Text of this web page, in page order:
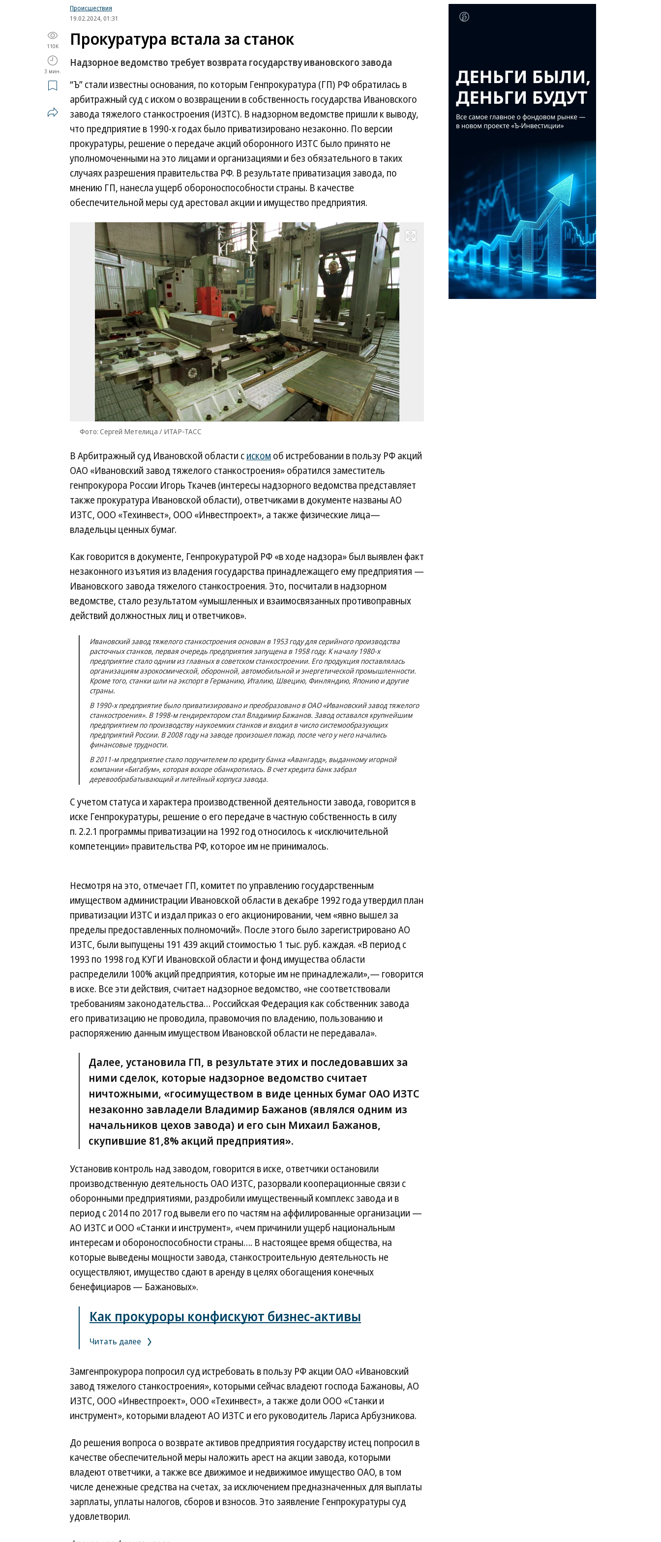
Происшествия
19.02.2024, 01:31
110K
3 мин.
Прокуратура встала за станок
Надзорное ведомство требует возврата государству ивановского завода
“Ъ” стали известны основания, по которым Генпрокуратура (ГП) РФ обратилась в
арбитражный суд с иском о возвращении в собственность государства Ивановского
завода тяжелого станкостроения (ИЗТС). В надзорном ведомстве пришли к выводу,
что предприятие в 1990-х годах было приватизировано незаконно. По версии
прокуратуры, решение о передаче акций оборонного ИЗТС было принято не
уполномоченными на это лицами и организациями и без обязательного в таких
случаях разрешения правительства РФ. В результате приватизация завода, по
мнению ГП, нанесла ущерб обороноспособности страны. В качестве
обеспечительной меры суд арестовал акции и имущество предприятия.
Развернуть на весь экран
Фото: Сергей Метелица / ИТАР-ТАСС
Фото:
Сергей
Метелица
ИТАР-
В Арбитражный суд Ивановской области сиском об истребовании в пользу РФ акций
ОАО «Ивановский завод тяжелого станкостроения» обратился заместитель
генпрокурора России Игорь Ткачев (интересы надзорного ведомства представляет
также прокуратура Ивановской области), ответчиками в документе названы АО
ИЗТС, ООО «Техинвест», ООО «Инвестпроект», а также физические лица—
владельцы ценных бумаг.
Как говорится в документе, Генпрокуратурой РФ «в ходе надзора» был выявлен факт
незаконного изъятия из владения государства принадлежащего ему предприятия —
Ивановского завода тяжелого станкостроения. Это, посчитали в надзорном
ведомстве, стало результатом «умышленных и взаимосвязанных противоправных
действий должностных лиц и ответчиков».
Ивановский завод тяжелого станкостроения основан в 1953 году для серийного производства
расточных станков, первая очередь предприятия запущена в 1958 году. К началу 1980-х
предприятие стало одним из главных в советском станкостроении. Его продукция поставлялась
организациям аэрокосмической, оборонной, автомобильной и энергетической промышленности.
Кроме того, станки шли на экспорт в Германию, Италию, Швецию, Финляндию, Японию и другие
страны.
В 1990-х предприятие было приватизировано и преобразовано в ОАО «Ивановский завод тяжелого
станкостроения». В 1998-м гендиректором стал Владимир Бажанов. Завод оставался крупнейшим
предприятием по производству наукоемких станков и входил в число системообразующих
предприятий России. В 2008 году на заводе произошел пожар, после чего у него начались
финансовые трудности.
В 2011-м предприятие стало поручителем по кредиту банка «Авангард», выданному игорной
компании «Бигабум», которая вскоре обанкротилась. В счет кредита банк забрал
деревообрабатывающий и литейный корпуса завода.
С учетом статуса и характера производственной деятельности завода, говорится в
иске Генпрокуратуры, решение о его передаче в частную собственность в силу
п. 2.2.1 программы приватизации на 1992 год относилось к «исключительной
компетенции» правительства РФ, которое им не принималось.
Несмотря на это, отмечает ГП, комитет по управлению государственным
имуществом администрации Ивановской области в декабре 1992 года утвердил план
приватизации ИЗТС и издал приказ о его акционировании, чем «явно вышел за
пределы предоставленных полномочий». После этого было зарегистрировано АО
ИЗТС, были выпущены 191 439 акций стоимостью 1 тыс. руб. каждая. «В период с
1993 по 1998 год КУГИ Ивановской области и фонд имущества области
распределили 100% акций предприятия, которые им не принадлежали»,— говорится
в иске. Все эти действия, считает надзорное ведомство, «не соответствовали
требованиям законодательства… Российская Федерация как собственник завода
его приватизацию не проводила, правомочия по владению, пользованию и
распоряжению данным имуществом Ивановской области не передавала».
Далее, установила ГП, в результате этих и последовавших за
ними сделок, которые надзорное ведомство считает
ничтожными, «госимуществом в виде ценных бумаг ОАО ИЗТС
незаконно завладели Владимир Бажанов (являлся одним из
начальников цехов завода) и его сын Михаил Бажанов,
скупившие 81,8% акций предприятия».
Установив контроль над заводом, говорится в иске, ответчики остановили
производственную деятельность ОАО ИЗТС, разорвали кооперационные связи с
оборонными предприятиями, раздробили имущественный комплекс завода и в
период с 2014 по 2017 год вывели его по частям на аффилированные организации —
АО ИЗТС и ООО «Станки и инструмент», «чем причинили ущерб национальным
интересам и обороноспособности страны…. В настоящее время общества, на
которые выведены мощности завода, станкостроительную деятельность не
осуществляют, имущество сдают в аренду в целях обогащения конечных
бенефициаров — Бажановых».
Как прокуроры конфискуют бизнес-активы
Читать далее
Замгенпрокурора попросил суд истребовать в пользу РФ акции ОАО «Ивановский
завод тяжелого станкостроения», которыми сейчас владеют господа Бажановы, АО
ИЗТС, ООО «Инвестпроект», ООО «Техинвест», а также доли ООО «Станки и
инструмент», которыми владеют АО ИЗТС и его руководитель Лариса Арбузникова.
До решения вопроса о возврате активов предприятия государству истец попросил в
качестве обеспечительной меры наложить арест на акции завода, которыми
владеют ответчики, а также все движимое и недвижимое имущество ОАО, в том
числе денежные средства на счетах, за исключением предназначенных для выплаты
зарплаты, уплаты налогов, сборов и взносов. Это заявление Генпрокуратуры суд
удовлетворил.